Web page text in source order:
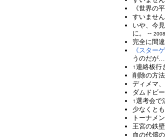
《世界の
すいませ
いや、今
に。 --
完全に間
《スター
うのだ
↑連絡板行
削除の方
ディメマ
ダムドビ
↑選考会で
少なくとも
トーナメ
王宮の鉄
血の代償